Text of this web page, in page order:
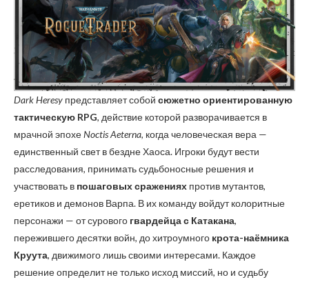
Dark Heresy представляет собой сюжетно ориентированную
тактическую RPG, действие которой разворачивается в
мрачной эпохеNoctis Aeterna, когда человеческая вера —
единственный свет в бездне Хаоса. Игроки будут вести
расследования, принимать судьбоносные решения и
участвовать в пошаговых сражениях против мутантов,
еретиков и демонов Варпа. В их команду войдут колоритные
персонажи — от сурового гвардейца с Катакана,
пережившего десятки войн, до хитроумного крота-наёмника
Круута, движимого лишь своими интересами. Каждое
решение определит не только исход миссий, но и судьбу